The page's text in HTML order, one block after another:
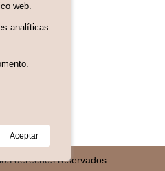
derechos reservados
web.
analíticas
Aceptar